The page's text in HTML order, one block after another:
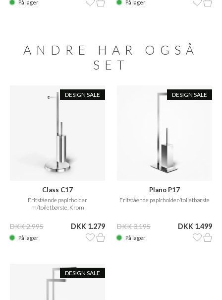
På lager På lager
ANDRE HAR OGSÅ
SET
DESIGN SALE
Class C17
Fritstående papirholder
m/toiletbørste, Krom
DKK 2.995 DKK 1.279
På lager
DESIGN SALE
Plano P17
Fritstående papirholder/toiletbørste
DKK 3.195 DKK 1.499
På lager
DESIGN SALE